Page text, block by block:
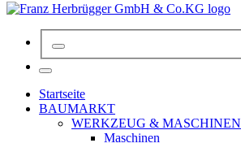
Startseite
BAUMARKT
WERKZEUG & MASCHINEN
Maschinen